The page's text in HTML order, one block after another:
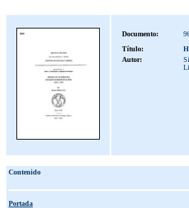
Documento:
Título:
Autor:
Contenido
Portada